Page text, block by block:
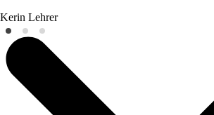
Kerin Lehrer